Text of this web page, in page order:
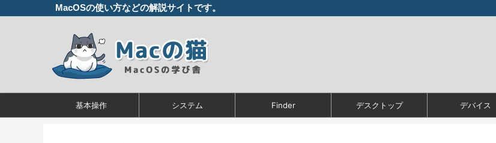
MacOSの使い方などの解説サイトです。
基本操作 システム Finder デスクトップ デバイス